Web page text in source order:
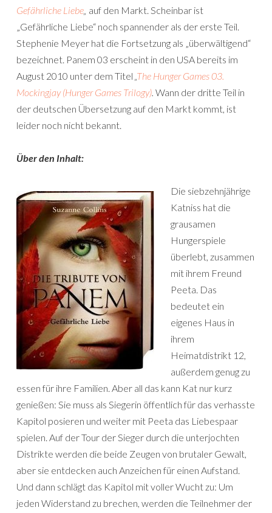
Gefährliche Liebe„ auf den Markt. Scheinbar ist
„Gefährliche Liebe“ noch spannender als der erste Teil.
Stephenie Meyer hat die Fortsetzung als „überwältigend“
bezeichnet. Panem 03 erscheint in den USA bereits im
August 2010 unter dem Titel „The Hunger Games 03.
Mockingjay (Hunger Games Trilogy). Wann der dritte Teil in
der deutschen Übersetzung auf den Markt kommt, ist
leider noch nicht bekannt.
Über den Inhalt:
Die siebzehnjährige
Katniss hat die
grausamen
Hungerspiele
überlebt, zusammen
mit ihrem Freund
Peeta. Das
bedeutet ein
eigenes Haus in
ihrem
Heimatdistrikt 12,
außerdem genug zu
essen für ihre Familien. Aber all das kann Kat nur kurz
genießen: Sie muss als Siegerin öffentlich für das verhasste
Kapitol posieren und weiter mit Peeta das Liebespaar
spielen. Auf der Tour der Sieger durch die unterjochten
Distrikte werden die beide Zeugen von brutaler Gewalt,
aber sie entdecken auch Anzeichen für einen Aufstand.
Und dann schlägt das Kapitol mit voller Wucht zu: Um
jeden Widerstand zu brechen, werden die Teilnehmer der